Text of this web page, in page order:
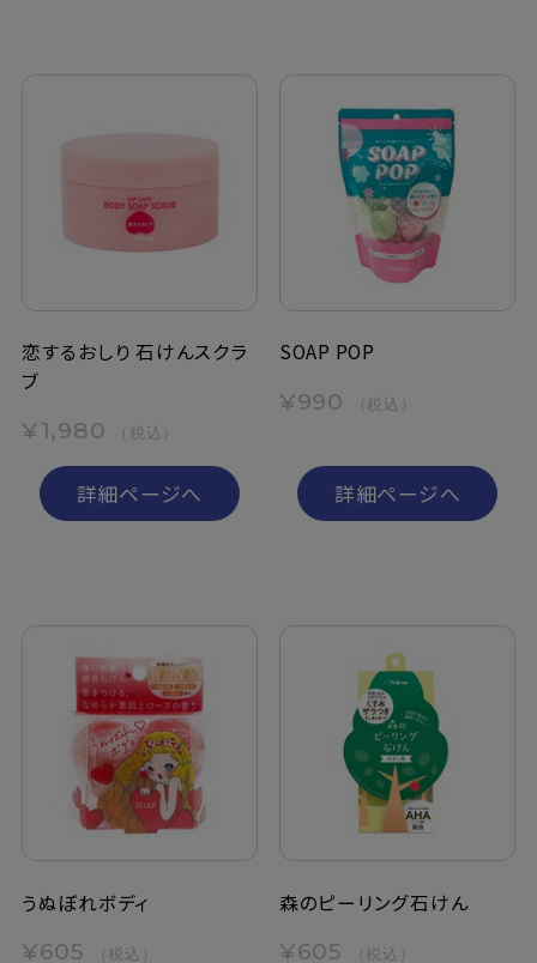
恋するおしり 石けんスクラ
ブ
¥1,980 （税込）
詳細ページへ
SOAP POP
¥990 （税込）
詳細ページへ
うぬぼれボディ
¥605 （税込）
森のピーリング石けん
¥605 （税込）